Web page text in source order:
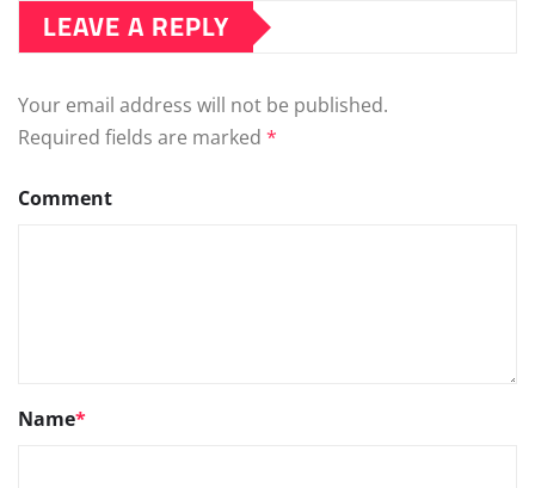
LEAVE A REPLY
Your email address will not be published.
Required fields are marked *
Comment
Name*